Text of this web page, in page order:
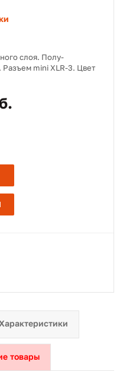
слоя. Полу-
Разъем mini XLR-3. Цвет
товары